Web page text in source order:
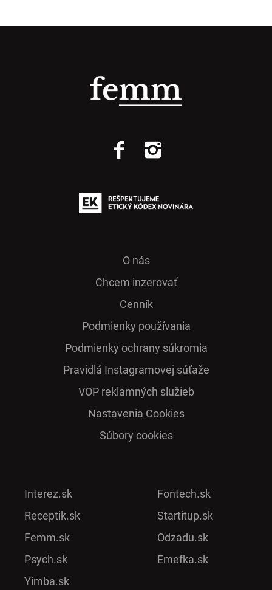
O nás
Chcem inzerovať
Cenník
Podmienky používania
Podmienky ochrany súkromia
Pra­vidlá Ins­ta­gra­mo­vej sú­ťaže
VOP reklamných služieb
Nastavenia Cookies
Súbory cookies
Interez.sk
Receptik.sk
Femm.sk
Psych.sk
Yimba.sk
Fontech.sk
Startitup.sk
Odzadu.sk
Emefka.sk